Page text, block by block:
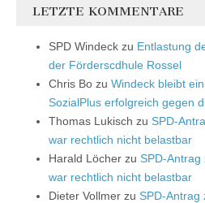
LETZTE KOMMENTARE
SPD Windeck zu Entlastung
der Förderscdhule Rossel
Chris Bo zu Windeck bleibt
SozialPlus erfolgreich gegen
Thomas Lukisch zu SPD-
war rechtlich nicht belastbar
Harald Löcher zu SPD-
war rechtlich nicht belastbar
Dieter Vollmer zu SPD-